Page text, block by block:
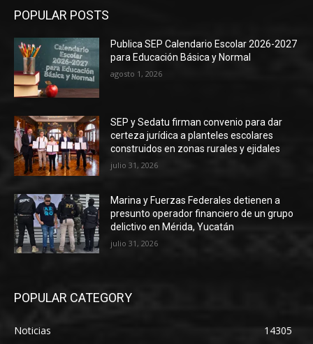
POPULAR POSTS
Publica SEP Calendario Escolar 2026-2027
para Educación Básica y Normal
agosto 1, 2026
SEP y Sedatu firman convenio para dar
certeza jurídica a planteles escolares
construidos en zonas rurales y ejidales
julio 31, 2026
Marina y Fuerzas Federales detienen a
presunto operador financiero de un grupo
delictivo en Mérida, Yucatán
julio 31, 2026
POPULAR CATEGORY
Noticias
14305